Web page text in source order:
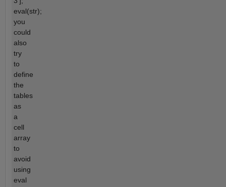
eval(str);
you
could
also
try
to
define
the
tables
as
a
cell
array
to
avoid
using
eval